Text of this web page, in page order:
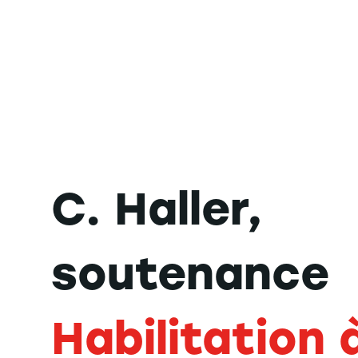
C. Haller,
soutenance
Habilitation